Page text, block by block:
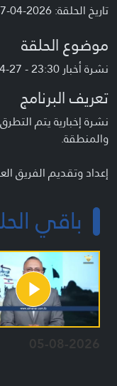
تاريخ الحلقة: 2026-04-27
موضوع الحلقة
نشرة أخبار 23:30 - 27-04-2026
تعريف البرنامج
نشرة إخبارية يتم
والمنطقة.
إعداد وتقديم الفريق
باقي
05-08-2026